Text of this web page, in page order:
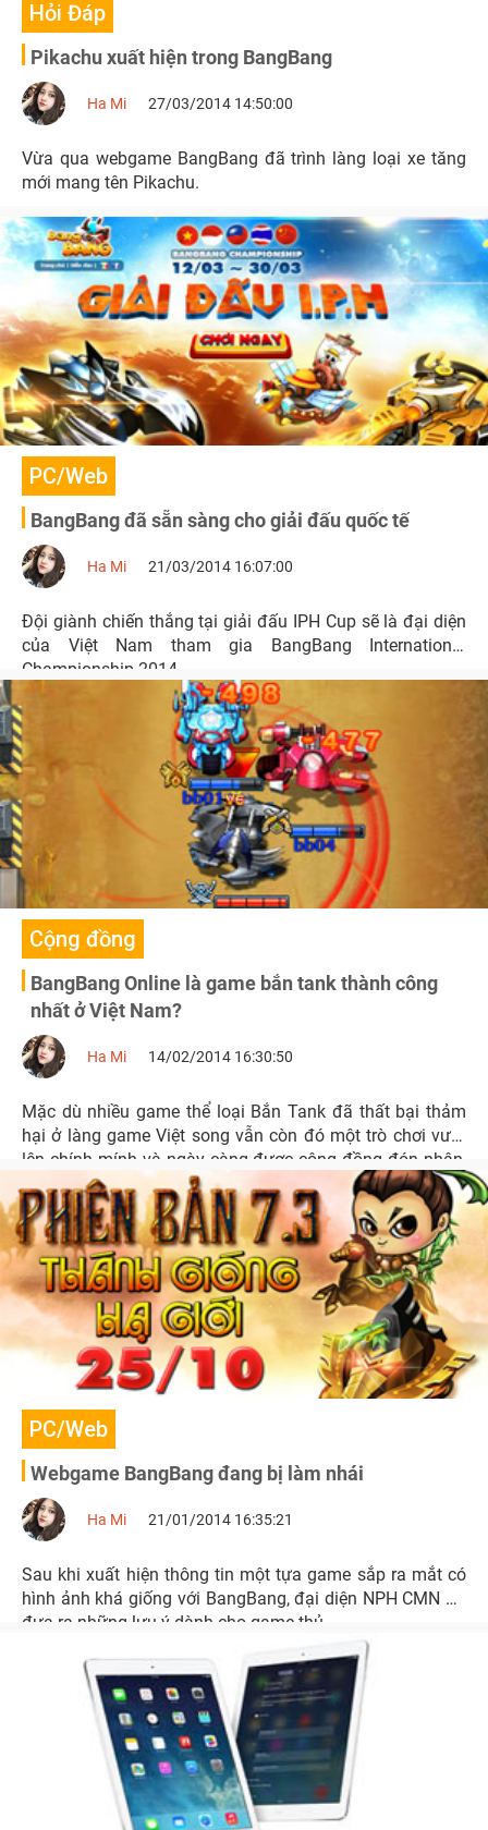
Hỏi Đáp
Pikachu xuất hiện trong BangBang
Ha Mi 27/03/2014 14:50:00
Vừa qua webgame BangBang đã trình làng loại xe tăng
mới mang tên Pikachu.
PC/Web
BangBang đã sẵn sàng cho giải đấu quốc tế
Ha Mi 21/03/2014 16:07:00
Đội giành chiến thắng tại giải đấu IPH Cup sẽ là đại diện
của Việt Nam tham gia BangBang International
Championship 2014.
Cộng đồng
BangBang Online là game bắn tank thành công
nhất ở Việt Nam?
Ha Mi 14/02/2014 16:30:50
Mặc dù nhiều game thể loại Bắn Tank đã thất bại thảm
hại ở làng game Việt song vẫn còn đó một trò chơi vượt
lên chính mính và ngày càng được cộng đồng đón nhận,
yêu thích mang tên BangBang Online.
PC/Web
Webgame BangBang đang bị làm nhái
Ha Mi 21/01/2014 16:35:21
Sau khi xuất hiện thông tin một tựa game sắp ra mắt có
hình ảnh khá giống với BangBang, đại diện NPH CMN đã
đưa ra những lưu ý dành cho game thủ.